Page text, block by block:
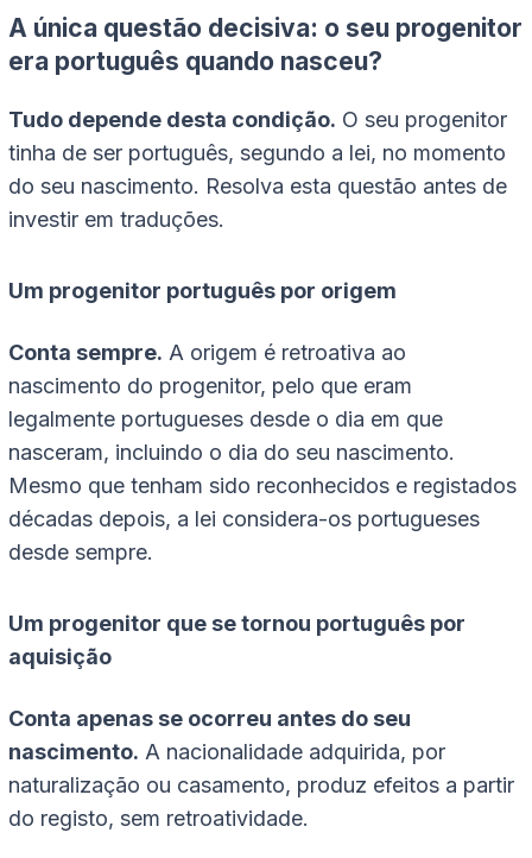
A única questão decisiva: o seu progenitor
era português quando nasceu?
Tudo depende desta condição. O seu progenitor
tinha de ser português, segundo a lei, no momento
do seu nascimento. Resolva esta questão antes de
investir em traduções.
Um progenitor português por origem
Conta sempre. A origem é retroativa ao
nascimento do progenitor, pelo que eram
legalmente portugueses desde o dia em que
nasceram, incluindo o dia do seu nascimento.
Mesmo que tenham sido reconhecidos e registados
décadas depois, a lei considera-os portugueses
desde sempre.
Um progenitor que se tornou português por
aquisição
Conta apenas se ocorreu antes do seu
nascimento. A nacionalidade adquirida, por
naturalização ou casamento, produz efeitos a partir
do registo, sem retroatividade.